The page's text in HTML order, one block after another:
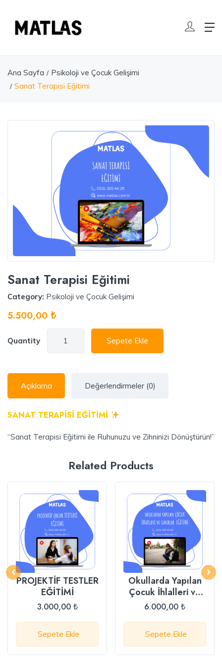
Ana Sayfa
Psikoloji ve Çocuk Gelişimi
Sanat Terapisi Eğitimi
Sanat Terapisi Eğitimi
Category: Psikoloji ve Çocuk Gelişimi
5.500,00 ₺
Quantity Sepete Ekle
Açıklama Değerlendirmeler (0)
SANAT TERAPİSİ EĞİTİMİ
“Sanat Terapisi Eğitimi ile Ruhunuzu ve Zihninizi Dönüştürün!”
Related Products
PROJEKTİF TESTLER
EĞİTİMİ
3.000,00 ₺
Sepete Ekle
Okullarda Yapılan
Çocuk İhlalleri ve
Sınırlar Eğitimi
6.000,00 ₺
Sepete Ekle